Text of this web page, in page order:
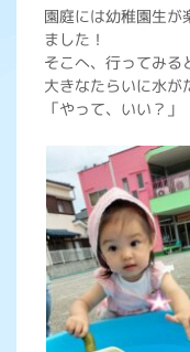
園庭には幼稚園生が
ました！
そこへ、行ってみる
大きなたらいに水が
「やって、いい？」